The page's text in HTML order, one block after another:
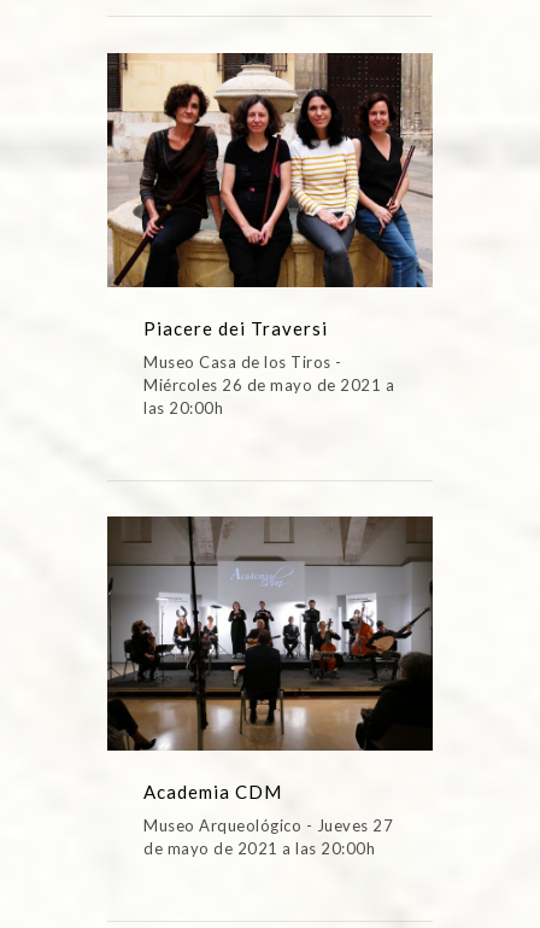
Piacere dei Traversi
Museo Casa de los Tiros -
Miércoles 26 de mayo de 2021 a
las 20:00h
Academia CDM
Museo Arqueológico - Jueves 27
de mayo de 2021 a las 20:00h